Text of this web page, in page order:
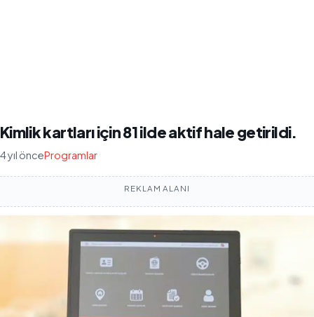
Kimlik kartları için 81 ilde aktif hale getirildi.
4 yıl önceProgramlar
REKLAM ALANI